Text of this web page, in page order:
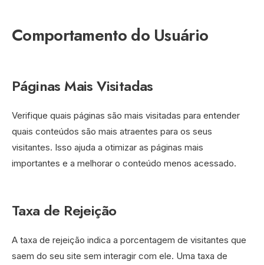
Comportamento do Usuário
Páginas Mais Visitadas
Verifique quais páginas são mais visitadas para entender
quais conteúdos são mais atraentes para os seus
visitantes. Isso ajuda a otimizar as páginas mais
importantes e a melhorar o conteúdo menos acessado.
Taxa de Rejeição
A taxa de rejeição indica a porcentagem de visitantes que
saem do seu site sem interagir com ele. Uma taxa de